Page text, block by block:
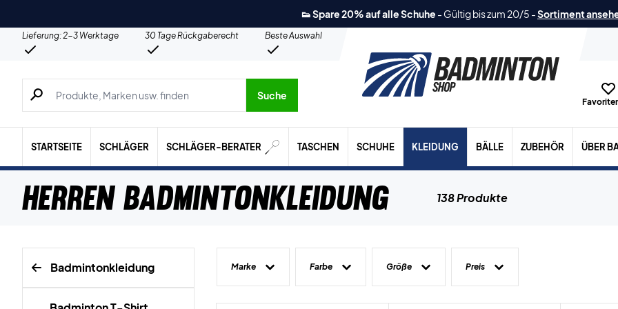
👟 Spare 20% auf alle Schuhe - Gültig bis zum 20/5 -Sortiment
Lieferung: 2-3 Werktage 30 Tage Rückgaberecht
Beste Auswahl
Suche nach Produkten, Marken usw.
Suche
STARTSEITE SCHLÄGER SCHLÄGER-BERATER TASCHEN SCHUHE KLEIDUNG BÄLLE ZUBEHÖR ÜBER
Herren Badmintonkleidung 138 Produkte
Badmintonkleidung Marke Farbe Größe Preis